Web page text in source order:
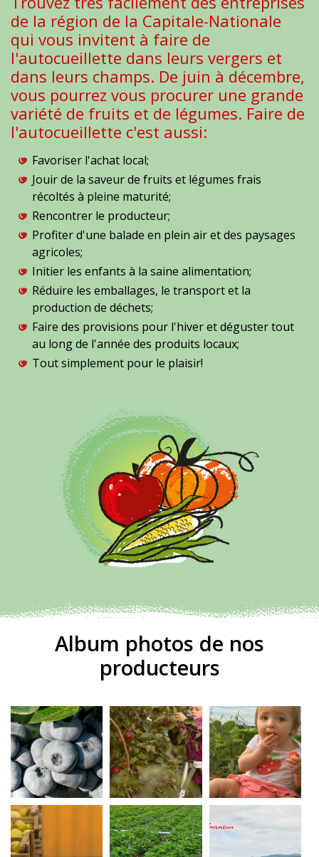
de la région de la Capitale-Nationale
qui vous invitent à faire de
l'autocueillette dans leurs vergers et
dans leurs champs. De juin à décembre,
vous pourrez vous procurer une grande
variété de fruits et de légumes. Faire de
l'autocueillette c'est aussi:
Favoriser l'achat local;
Jouir de la saveur de fruits et légumes frais
récoltés à pleine maturité;
Rencontrer le producteur;
Profiter d'une balade en plein air et des paysages
agricoles;
Initier les enfants à la saine alimentation;
Réduire les emballages, le transport et la
production de déchets;
Faire des provisions pour l'hiver et déguster tout
au long de l'année des produits locaux;
Tout simplement pour le plaisir!
Album photos de nos
producteurs
Agrandir Agrandir